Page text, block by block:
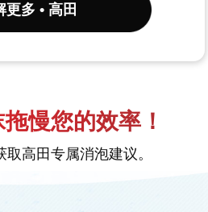
更多 • 高田
慢您的效率！
取高田专属消泡建议。